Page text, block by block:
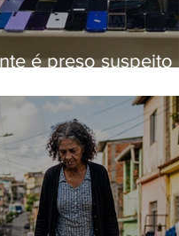
é preso suspeito